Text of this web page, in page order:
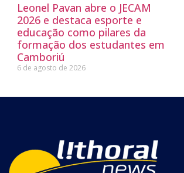
Leonel Pavan abre o JECAM
2026 e destaca esporte e
educação como pilares da
formação dos estudantes em
Camboriú
6 de agosto de 2026